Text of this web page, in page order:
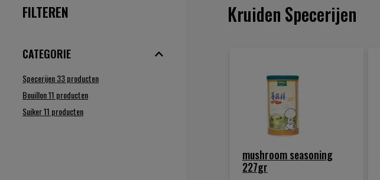
Kruiden Specerijen
mushroom seasoning
227gr
FILTEREN
CATEGORIE
Specerijen33producten
Bouillon11 producten
Suiker11 producten